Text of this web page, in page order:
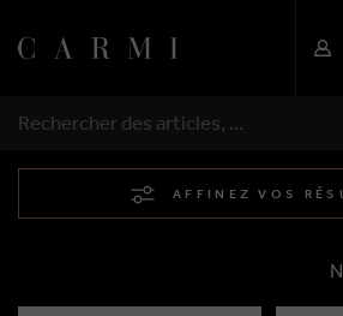
RECHERCHER
AFFINEZ VOS